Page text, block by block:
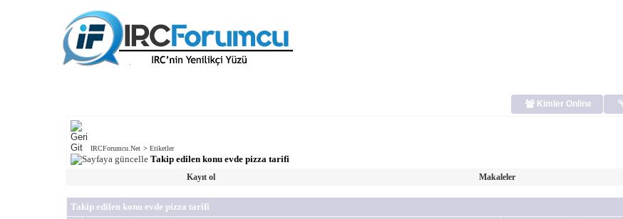
Kimler Online
IRCForumcu.Net > Etiketler
Takip edilen konu evde pizza tarifi
Kayıt ol Makaleler
Takip edilen konu evde pizza tarifi